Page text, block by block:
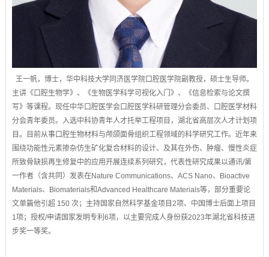
王一帆，博士，华中科技大学同济医学院口腔医学院副教授，硕士生导师。
主讲《口腔生物学》、《生物医学科学可视化入门》、《信息检索与论文撰
写》等课程。现任中华口腔医学会口腔医学科研管理分会委员、口腔医学材料
分会青年委员。入选中科协青年人才托举工程项目，湖北省高层次人才计划项
目。目前从事口腔生物材料与颅颌面骨组织工程领域的科学研究工作。近年来
围绕功能性元素掺杂仿生矿化复合材料的设计、及其在外伤、肿瘤、慢性炎症
所致骨缺损再生修复中的应用开展连续系列研究，代表性研究成果以通讯/第
一作者（含共同）发表在Nature Communications、ACS Nano、Bioactive
Materials、Biomaterials和Advanced Healthcare Materials等，部分重要论
文单篇他引超 150 次；主持国家自然科学基金项目2项、中国博士后面上项目
1项；授权/申请国家发明专利6项，以主要完成人身份获2023年湖北省科技进
步奖一等奖。